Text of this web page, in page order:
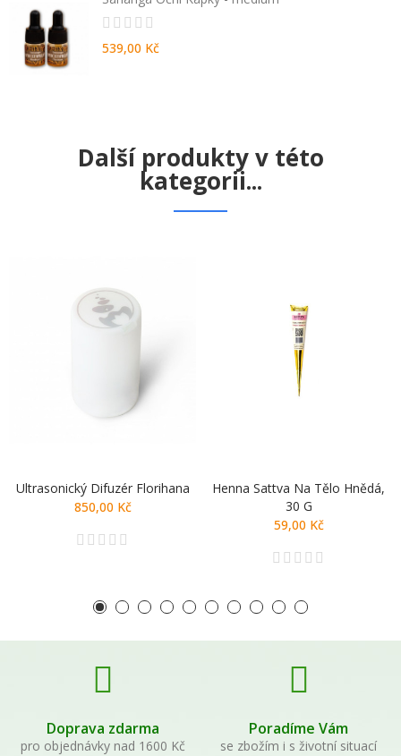
539,00 Kč
Další produkty v této
kategorii...
Ultrasonický Difuzér Florihana
850,00 Kč
Henna Sattva Na Tělo Hnědá,
30 G
59,00 Kč
Doprava zdarma
pro objednávky nad 1600 Kč
Poradíme Vám
se zbožím i s životní situací